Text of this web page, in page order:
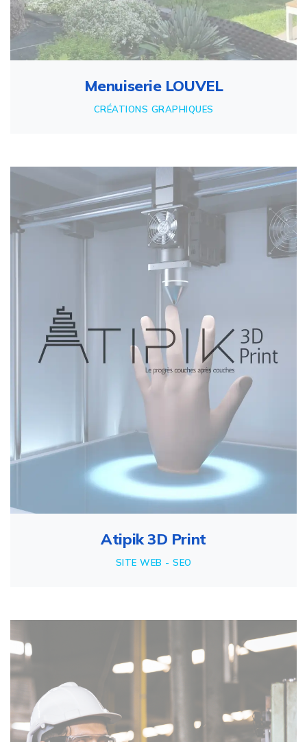
Menuiserie LOUVEL
CRÉATIONS GRAPHIQUES
Atipik 3D Print
SITE WEB - SEO